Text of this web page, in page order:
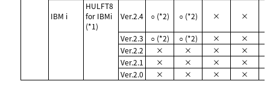
IBM i
HULFT8
for IBMi
(*1)
Ver.2.4 ○ (*2) ○ (*2) × ×
Ver.2.3 ○ (*2) ○ (*2) × ×
Ver.2.2
× × × ×
Ver.2.1
× × × ×
Ver.2.0
× × × ×